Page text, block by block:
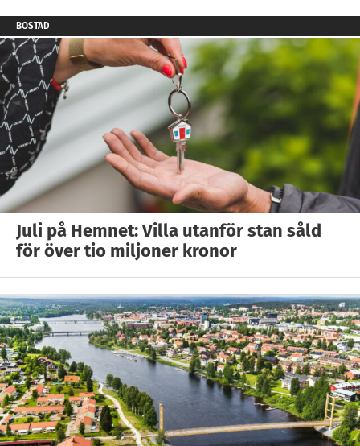
BOSTAD
Juli på Hemnet: Villa utanför stan såld
för över tio miljoner kronor